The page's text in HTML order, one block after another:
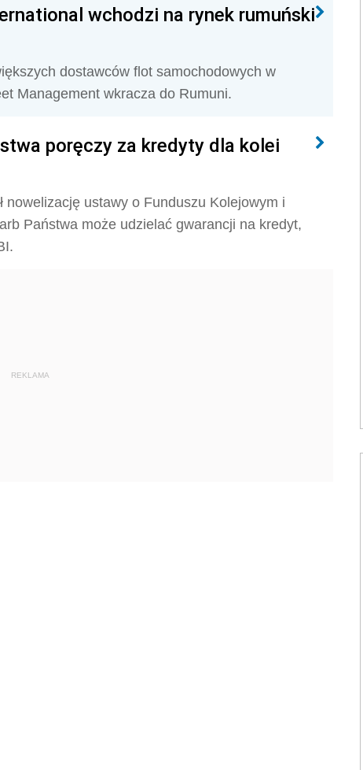
wchodzi na rynek rumuński
dostawców flot samochodowych w
Management wkracza do Rumuni.
poręczy za kredyty dla kolei
nowelizację ustawy o Funduszu Kolejowym i
Państwa może udzielać gwarancji na kredyt,
REKLAMA